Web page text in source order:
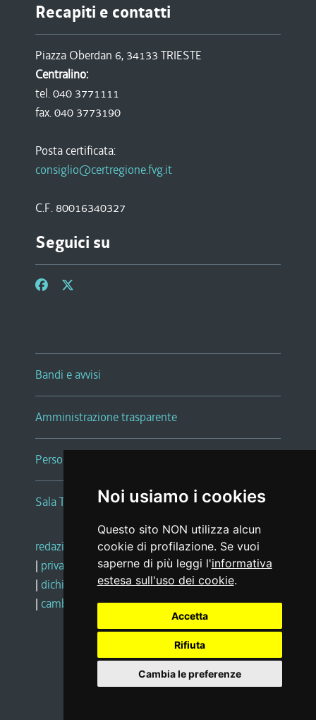
Noi usiamo i cookies
Questo sito NON utilizza alcun
cookie di profilazione. Se vuoi
saperne di più leggi l'informativa
estesa sull'uso dei cookie.
Accetta
Rifiuta
Cambia le preferenze
Recapiti e contatti
Piazza Oberdan 6, 34133 TRIESTE
Centralino:
tel. 040 3771111
fax. 040 3773190
Posta certificata:
consiglio@certregione.fvg.it
C.F. 80016340327
Seguici su
Bandi e avvisi
Amministrazione trasparente
Persone e Uffici
Sala Tiziano Tessitori
redazione web |note legali |glossario
| privacy
social media policy
| dichiarazione di accessibilità |feedback
| cambio preferenze cookie
Realizzato da